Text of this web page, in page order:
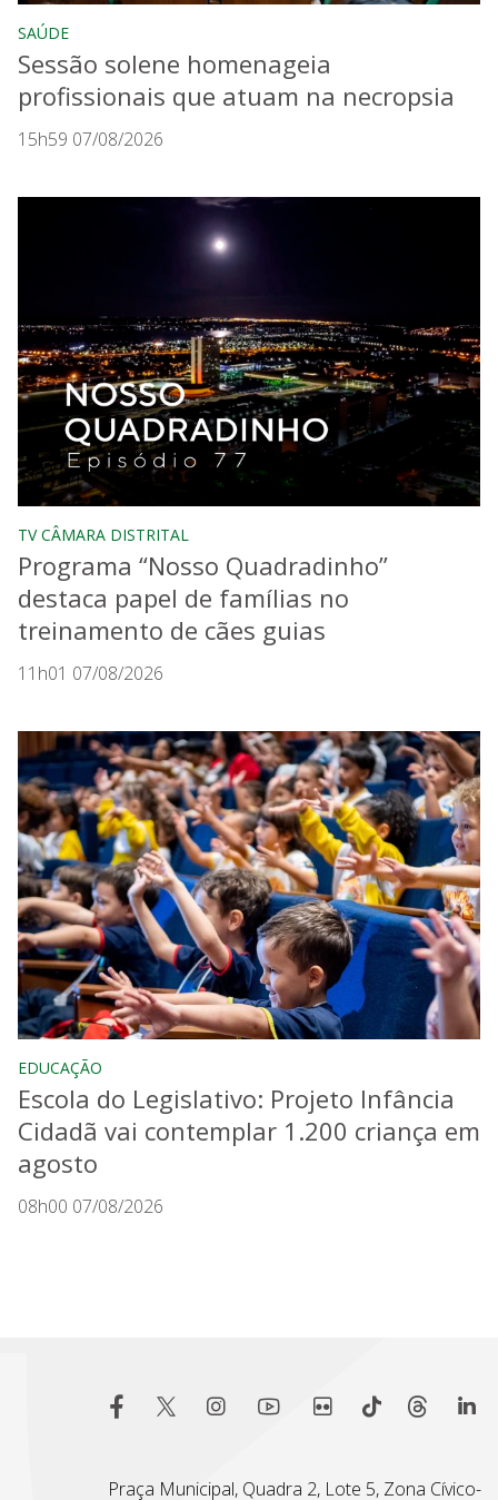
SAÚDE
Sessão solene homenageia
profissionais que atuam na necropsia
15h59 07/08/2026
TV CÂMARA DISTRITAL
Programa “Nosso Quadradinho”
destaca papel de famílias no
treinamento de cães guias
11h01 07/08/2026
EDUCAÇÃO
Escola do Legislativo: Projeto Infância
Cidadã vai contemplar 1.200 criança em
agosto
08h00 07/08/2026
Praça Municipal, Quadra 2, Lote 5, Zona Cívico-